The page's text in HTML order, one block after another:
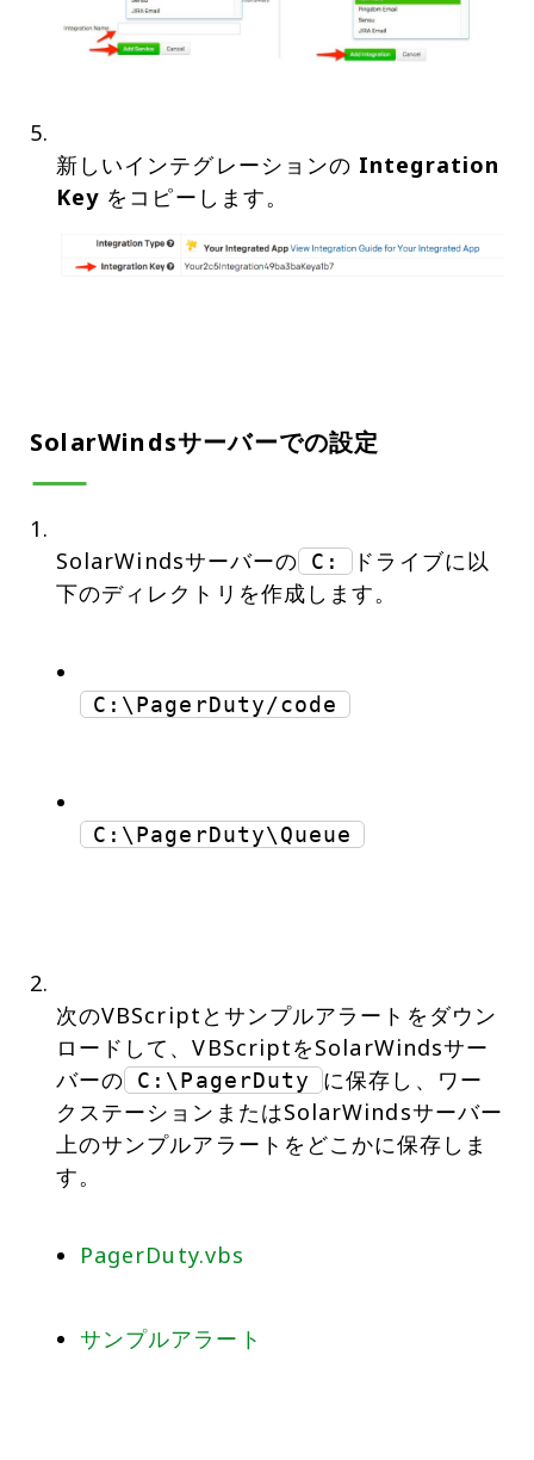
新しいインテグレーションの Integration
Key
SolarWindsサーバーでの設定
SolarWindsサーバーの C:
ドライブに以
下のディレクトリを作成します。
C:\PagerDuty/code
C:\PagerDuty\Queue
次のVBScriptとサンプルアラートをダウン
ロードして、VBScriptをSolarWindsサー
バーの C:\PagerDuty
に保存し、ワー
クステーションまたはSolarWindsサーバー
上のサンプルアラートをどこかに保存しま
す。
PagerDuty.vbs
サンプルアラート